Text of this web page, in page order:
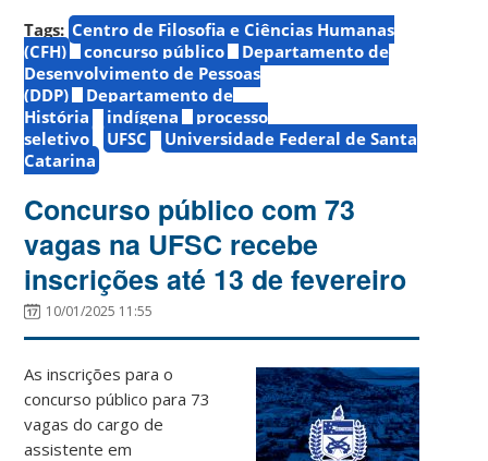
Tags: Centro de Filosofia e Ciências Humanas
(CFH)
concurso público
Departamento de
Desenvolvimento de Pessoas
(DDP)
Departamento de
História
indígena
processo
seletivo
UFSC
Universidade Federal de Santa
Catarina
Concurso público com 73
vagas na UFSC recebe
inscrições até 13 de fevereiro
10/01/2025 11:55
As inscrições para o
concurso público para 73
vagas do cargo de
assistente em